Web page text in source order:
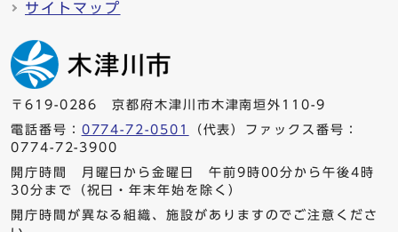
サイトマップ
〒619-0286 京都府木津川市木津南垣外110-9
電話番号： 0774-72-0501
（代表）ファックス番号：
0774-72-3900
開庁時間 月曜日から金曜日 午前9時00分から午後4時
30分まで（祝日・年末年始を除く）
開庁時間が異なる組織、施設がありますのでご注意くださ